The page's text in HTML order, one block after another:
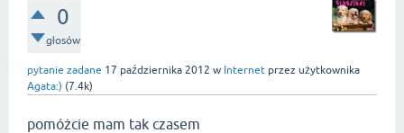
0
głosów
pytanie zadane 17 października 2012 w Internet przez użytkownika
Agata:) (7.4k)
pomóżcie mam tak czasem